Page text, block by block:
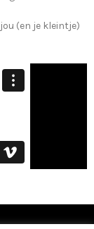
(en je kleintje)